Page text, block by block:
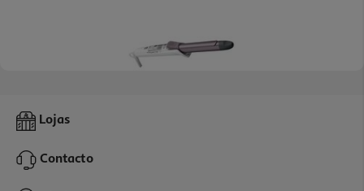
Modelador De Cabelo Rowenta Cf3460f0 Premium Care Precious
Curls 200ºc
49,99 €
Lojas
Contacto